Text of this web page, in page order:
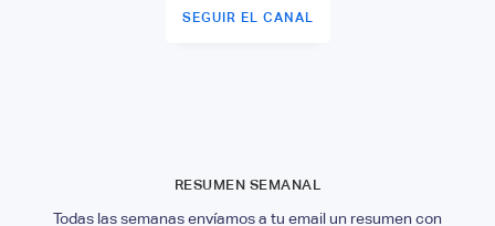
SEGUIR EL CANAL
RESUMEN SEMANAL
Todas las semanas envíamos a tu email un resumen con